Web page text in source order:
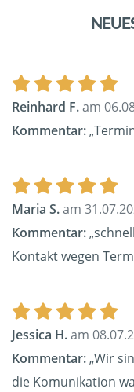
Reinhard F.am
Kommentar:
Maria S.am
Kommentar:
Kontakt wegen
Jessica H.am
Kommentar:„Wir
die Komunikation